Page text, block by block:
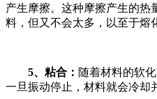
产生摩擦。这种摩擦产生的热
料，但又不会太多，以至于熔
5、粘合： 随着材料的软
一旦振动停止，材料就会冷却